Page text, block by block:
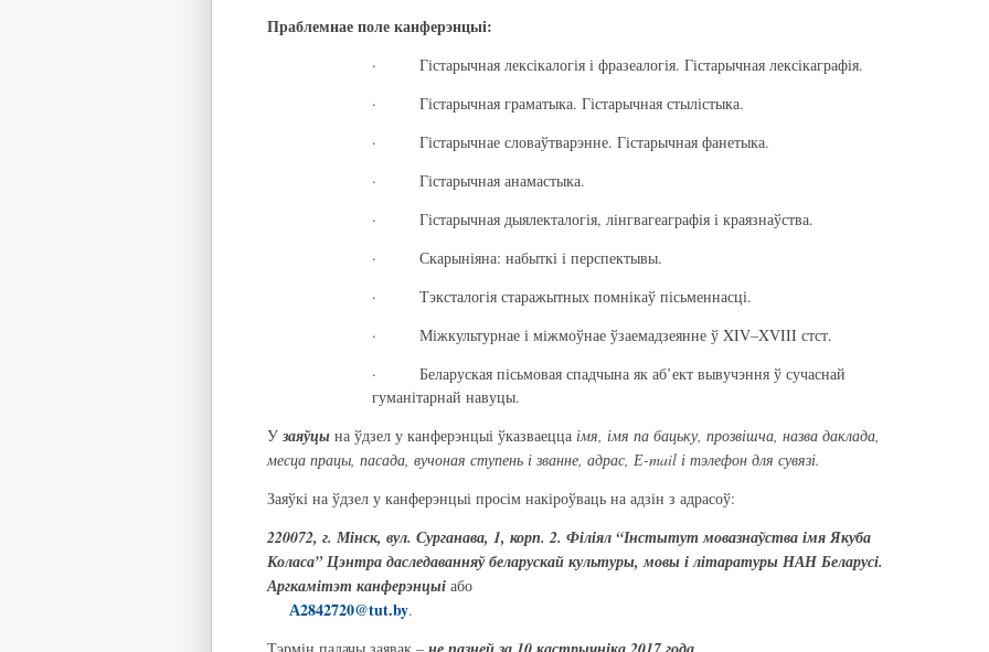
Праблемнае поле канферэнцыі:
· Гістарычная лексікалогія і фразеалогія. Гістарычная лексікаграфія.
· Гістарычная граматыка. Гістарычная стылістыка.
· Гістарычнае словаўтварэнне. Гістарычная фанетыка.
· Гістарычная анамастыка.
· Гістарычная дыялекталогія, лінгвагеаграфія і краязнаўства.
· Скарыніяна: набыткі і перспектывы.
· Тэксталогія старажытных помнікаў пісьменнасці.
· Міжкультурнае і міжмоўнае ўзаемадзеянне ў XIV–XVIII стст.
· Беларуская пісьмовая спадчына як аб’ект вывучэння ў сучаснай
гуманітарнай навуцы.
У заяўцы на ўдзел у канферэнцыі ўказваецца імя, імя па бацьку, прозвішча, назва даклада,
месца працы, пасада, вучоная ступень і званне, адрас, Е-mail і тэлефон для сувязі.
Заяўкі на ўдзел у канферэнцыі просім накіроўваць на адзін з адрасоў:
220072, г. Мінск, вул. Сурганава, 1, корп. 2. Філіял “Інстытут мовазнаўства імя Якуба
Коласа” Цэнтра даследаванняў беларускай культуры, мовы і літаратуры НАН Беларусі.
Аргкамітэт канферэнцыі або
А2842720@tut.by